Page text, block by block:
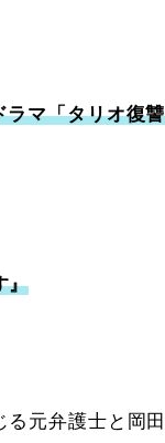
マ「タリオ復
』
元弁護士と岡